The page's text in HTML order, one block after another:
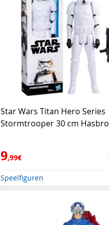
Star Wars Titan Hero Series
Stormtrooper 30 cm Hasbro
9,99€
Speelfiguren